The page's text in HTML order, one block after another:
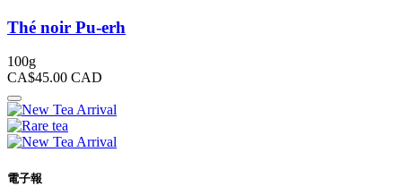
Thé noir Pu-erh
100g
CA$45.00 CAD
電子報